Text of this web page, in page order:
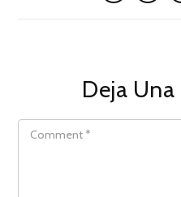
Deja Una
COMMENT